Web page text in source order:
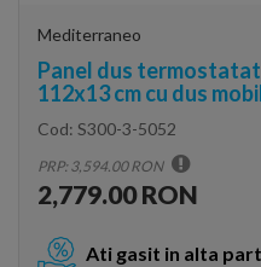
Mediterraneo
Panel dus
112x13 cm cu dus
Cod: S300-3-5052
PRP: 3,594.00 RON
2,779.00 RON
Ati gasit in alta